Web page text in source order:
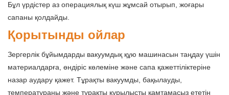
Бұл үрдістер аз операциялық күш жұмсай отырып, жоғары
сапаны қолдайды.
Қорытынды ойлар
Зергерлік бұйымдарды вакуумдық құю машинасын таңдау үшін
материалдарға, өндіріс көлеміне және сапа қажеттіліктеріне
назар аудару қажет. Тұрақты вакуумды, бақылауды,
температураны және тұрақты құрылысты қамтамасыз ететін